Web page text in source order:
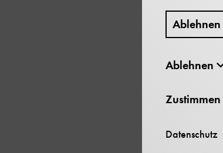
Die
Ablehnen
Ablehnen
Zustimmen
Datenschutz